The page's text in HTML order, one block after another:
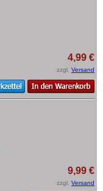
4,99 €
zzgl. Versand
9,99 €
zzgl. Versand